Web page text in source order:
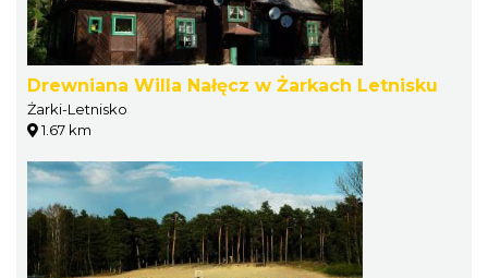
Drewniana Willa Nałęcz w Żarkach Letnisku
Żarki-Letnisko
1.67 km